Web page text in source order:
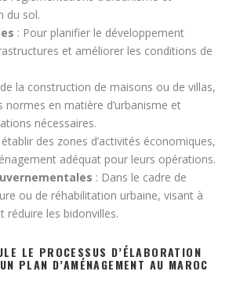
du sol.
: Pour planifier le développement
et améliorer les conditions de
la construction de maisons ou de villas,
normes en matière d’urbanisme et
nécessaires.
des zones d’activités économiques,
adéquat pour leurs opérations.
: Dans le cadre de
ou de réhabilitation urbaine, visant à
réduire les bidonvilles.
LE PROCESSUS D’ÉLABORATION
PLAN D’AMÉNAGEMENT AU MAROC